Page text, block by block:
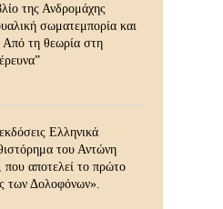
της Ανδρομάχης
σωματεμπορία και
Από τη θεωρία στη
Ελληνικά
του Αντώνη
που αποτελεί το πρώτο
των Δολοφόνων».